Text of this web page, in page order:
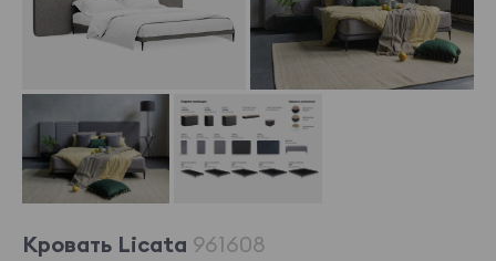
Кровать Licata 961608